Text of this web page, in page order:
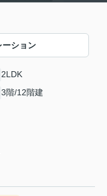
ーション
2LDK
3階/12階建